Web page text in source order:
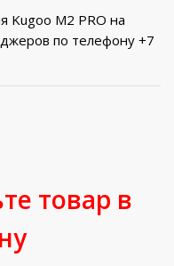
Kugoo M2 PRO на
по телефону +7
товар в